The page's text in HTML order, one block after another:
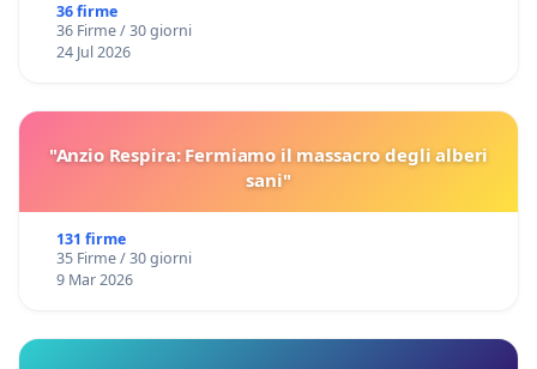
36 firme
36 Firme / 30 giorni
24 Jul 2026
"Anzio Respira: Fermiamo il massacro degli alberi
sani"
131 firme
35 Firme / 30 giorni
9 Mar 2026